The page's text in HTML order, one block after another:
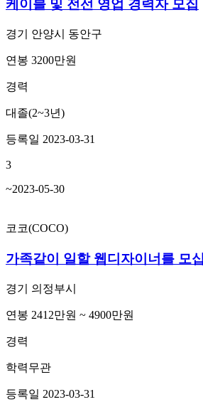
케이블 및 전선 영업 경력자 모집
경기 안양시 동안구
연봉 3200만원
경력
대졸(2~3년)
등록일 2023-03-31
3
~2023-05-30
코코(COCO)
가족같이 일할 웹디자이너를 모
경기 의정부시
연봉 2412만원 ~ 4900만원
경력
학력무관
등록일 2023-03-31